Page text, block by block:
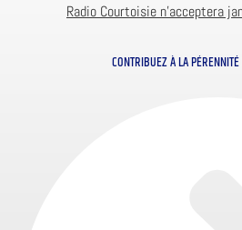
Radio Courtoisie n’acceptera
CONTRIBUEZ À LA